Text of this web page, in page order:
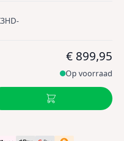
€ 899,95
Op voorraad